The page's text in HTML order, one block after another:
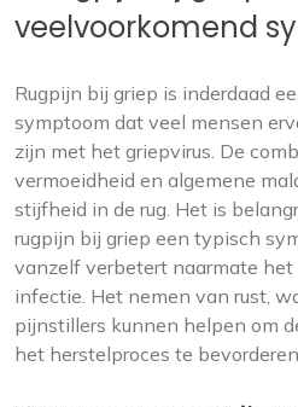
veelvoorkomend
Rugpijn bij griep is inderdaad
symptoom dat veel mensen
zijn met het griepvirus. De
vermoeidheid en algemene
stijfheid in de rug. Het is
rugpijn bij griep een typisch
vanzelf verbetert naarmate
infectie. Het nemen van rust,
pijnstillers kunnen helpen om
het herstelproces te